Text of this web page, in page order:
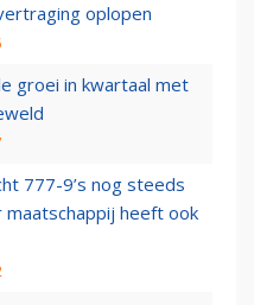
oplopen
groei in kwartaal met
777-9’s nog steeds
maatschappij heeft ook